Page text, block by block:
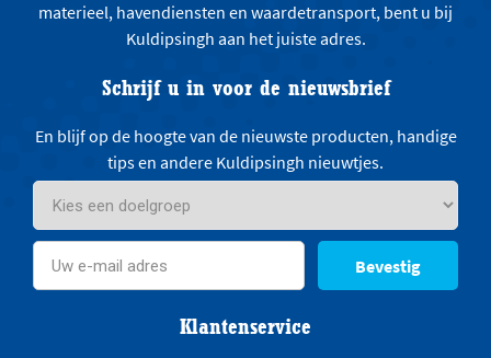
materieel, havendiensten en waardetransport, bent u bij
Kuldipsingh aan het juiste adres.
Schrijf u in voor de nieuwsbrief
En blijf op de hoogte van de nieuwste producten, handige
tips en andere Kuldipsingh nieuwtjes.
Bevestig
Klantenservice